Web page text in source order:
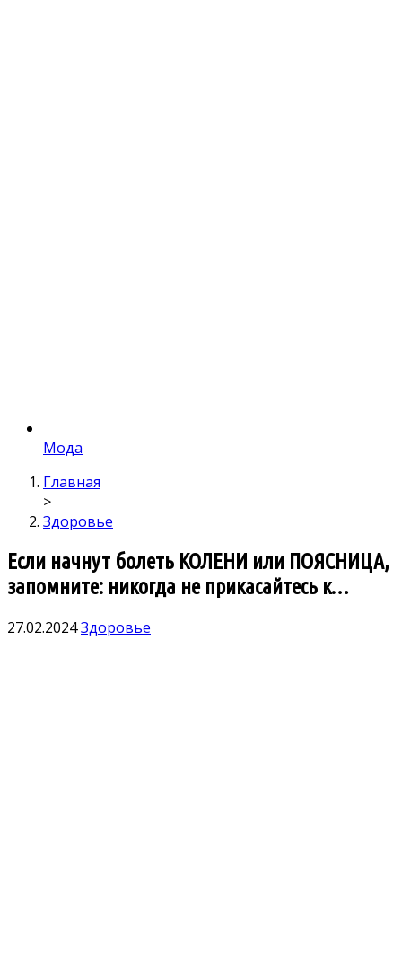
Мода
Главная
>
Здоровье
Если начнут болеть КОЛЕНИ или ПОЯСНИЦА,
запомните: никогда не прикасайтесь к…
27.02.2024Здоровье